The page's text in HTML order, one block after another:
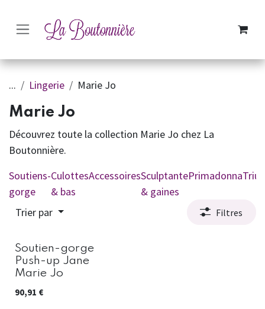
... Lingerie Marie Jo
Marie Jo
Découvrez toute la collection Marie Jo chez La
Boutonnière.
Soutiens-
gorge
Culottes
& bas
AccessoiresSculptante
& gaines
Primadonna
Trier par Filtres
Soutien-gorge
Push-up Jane
Marie Jo
90,91 €